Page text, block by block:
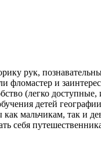
рук,
и
(легко
детей
мальчикам, так и
себя